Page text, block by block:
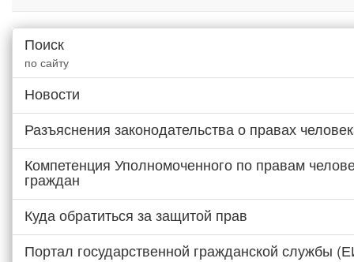
Поиск
по сайту
Новости
Разъяснения законодательства о правах
Компетенция Уполномоченного по правам
граждан
Куда обратиться за защитой прав
Портал государственной гражданской службы